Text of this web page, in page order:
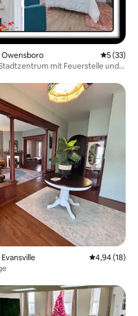
5 (33)
mit Feuerstelle und
4,94 (18)